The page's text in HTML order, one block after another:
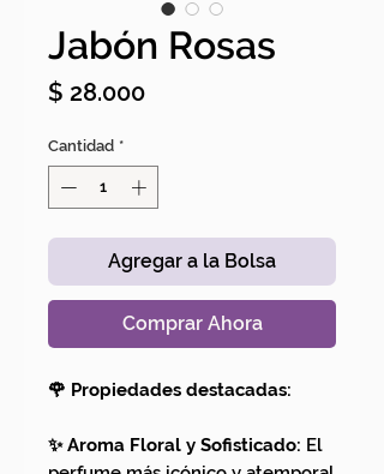
Jabón Rosas
$ 28.000Precio
Cantidad *
Agregar a la Bolsa
Comprar Ahora
🌹 Propiedades destacadas:
✨ Aroma Floral y Sofisticado: El